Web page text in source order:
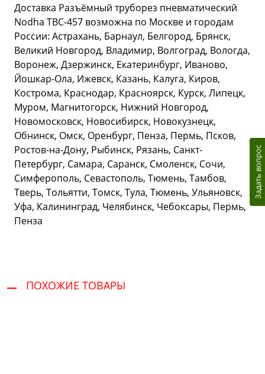
Доставка Разъёмный труборез пневматический
Nodha ТВС-457 возможна по Москве и городам
России: Астрахань, Барнаул, Белгород, Брянск,
Великий Новгород, Владимир, Волгоград, Вологда,
Воронеж, Дзержинск, Екатеринбург, Иваново,
Йошкар-Ола, Ижевск, Казань, Калуга, Киров,
Кострома, Краснодар, Красноярск, Курск, Липецк,
Муром, Магнитогорск, Нижний Новгород,
Новомосковск, Новосибирск, Новокузнецк,
Обнинск, Омск, Оренбург, Пенза, Пермь, Псков,
Ростов-на-Дону, Рыбинск, Рязань, Санкт-
Петербург, Самара, Саранск, Смоленск, Сочи,
Симферополь, Севастополь, Тюмень, Тамбов,
Тверь, Тольятти, Томск, Тула, Тюмень, Ульяновск,
Уфа, Калининград, Челябинск, Чебоксары, Пермь,
Пенза
ПОХОЖИЕ ТОВАРЫ
Задать вопрос